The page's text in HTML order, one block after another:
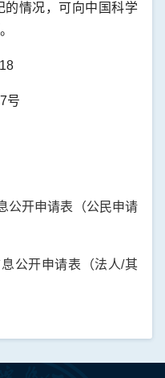
的情况，可向中国科学
号
公开申请表（公民申请
公开申请表（法人/其